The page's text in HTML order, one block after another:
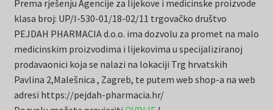
Prema rješenju Agencije za lijekove i medicinske proizvode
klasa broj: UP/I-530-01/18-02/11 trgovačko društvo
PEJDAH PHARMACIA d.o.o. ima dozvolu za promet na malo
medicinskim proizvodima i lijekovima u specijaliziranoj
prodavaonici koja se nalazi na lokaciji Trg hrvatskih
Pavlina 2,Malešnica , Zagreb, te putem web shop-a na web
adresi https://pejdah-pharmacia.hr/